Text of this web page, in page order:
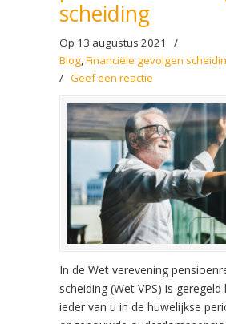
scheiding
Op 13 augustus 2021
/
Blog,Financiële gevolgen
/ Geef een reactie
In de Wet verevening
scheiding (Wet VPS) is
ieder van u in de huwelijkse